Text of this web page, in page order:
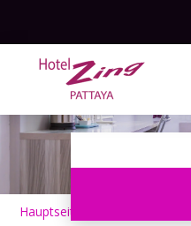
Hauptseite